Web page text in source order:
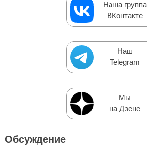
Наша группа
ВКонтакте
Наш
Telegram
Мы
на Дзене
Обсуждение